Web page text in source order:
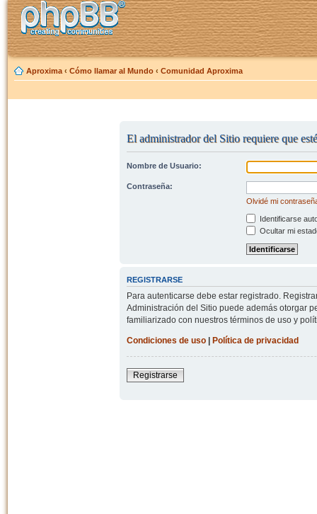
Aproxima ‹ Cómo llamar al Mundo ‹ Comunidad Aproxima
El administrador del Sitio requiere que
Nombre de Usuario:
Contraseña:
Olvidé mi
Identificarse
Ocultar mi
REGISTRARSE
Para autenticarse debe estar registrado.
Administración del Sitio puede además otorgar
familiarizado con nuestros términos de uso y
Condiciones de uso| Política de privacidad
Registrarse